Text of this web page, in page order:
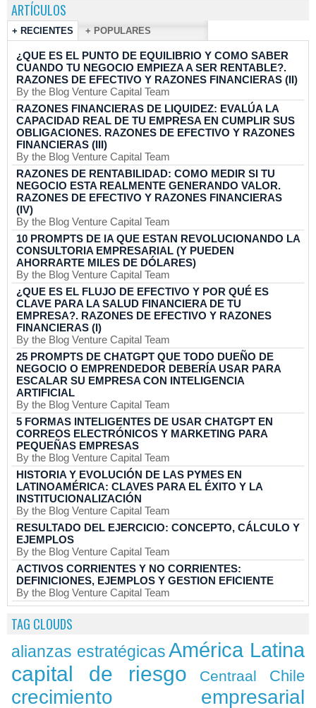
ARTÍCULOS
+ RECIENTES + POPULARES
¿QUE ES EL PUNTO DE EQUILIBRIO Y COMO SABER
CUANDO TU NEGOCIO EMPIEZA A SER RENTABLE?.
RAZONES DE EFECTIVO Y RAZONES FINANCIERAS (II)
By the Blog Venture Capital Team
RAZONES FINANCIERAS DE LIQUIDEZ: EVALÚA LA
CAPACIDAD REAL DE TU EMPRESA EN CUMPLIR SUS
OBLIGACIONES. RAZONES DE EFECTIVO Y RAZONES
FINANCIERAS (III)
By the Blog Venture Capital Team
RAZONES DE RENTABILIDAD: COMO MEDIR SI TU
NEGOCIO ESTA REALMENTE GENERANDO VALOR.
RAZONES DE EFECTIVO Y RAZONES FINANCIERAS
(IV)
By the Blog Venture Capital Team
10 PROMPTS DE IA QUE ESTAN REVOLUCIONANDO LA
CONSULTORIA EMPRESARIAL (Y PUEDEN
AHORRARTE MILES DE DÓLARES)
By the Blog Venture Capital Team
¿QUE ES EL FLUJO DE EFECTIVO Y POR QUÉ ES
CLAVE PARA LA SALUD FINANCIERA DE TU
EMPRESA?. RAZONES DE EFECTIVO Y RAZONES
FINANCIERAS (I)
By the Blog Venture Capital Team
25 PROMPTS DE CHATGPT QUE TODO DUEÑO DE
NEGOCIO O EMPRENDEDOR DEBERÍA USAR PARA
ESCALAR SU EMPRESA CON INTELIGENCIA
ARTIFICIAL
By the Blog Venture Capital Team
5 FORMAS INTELIGENTES DE USAR CHATGPT EN
CORREOS ELECTRÓNICOS Y MARKETING PARA
PEQUEÑAS EMPRESAS
By the Blog Venture Capital Team
HISTORIA Y EVOLUCIÓN DE LAS PYMES EN
LATINOAMÉRICA: CLAVES PARA EL ÉXITO Y LA
INSTITUCIONALIZACIÓN
By the Blog Venture Capital Team
RESULTADO DEL EJERCICIO: CONCEPTO, CÁLCULO Y
EJEMPLOS
By the Blog Venture Capital Team
ACTIVOS CORRIENTES Y NO CORRIENTES:
DEFINICIONES, EJEMPLOS Y GESTION EFICIENTE
By the Blog Venture Capital Team
TAG CLOUDS
alianzas estratégicas América Latina
capital de riesgo Centraal Chile
crecimiento empresarial